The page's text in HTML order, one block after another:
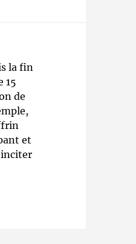
nous ?
la fin
15
de
et